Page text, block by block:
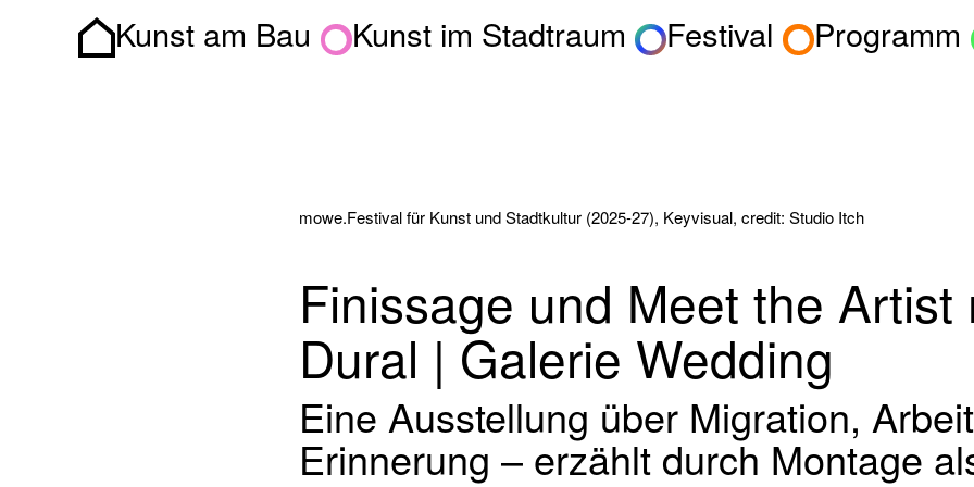
Homepage
Kunst am Bau Kunst im Stadtraum Festival Programm
mowe.Festival für Kunst und Stadtkultur (2025-27), Keyvisual, credit: Studio Itch
Finissage und Meet the Artist
Dural | Galerie Wedding
Eine Ausstellung über Migration,
Erinnerung – erzählt durch Montage